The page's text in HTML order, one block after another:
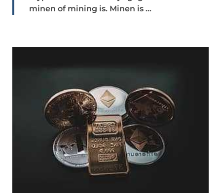
minen of mining is. Minen is ...